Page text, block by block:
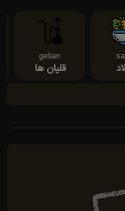
gelian
قلیان ها